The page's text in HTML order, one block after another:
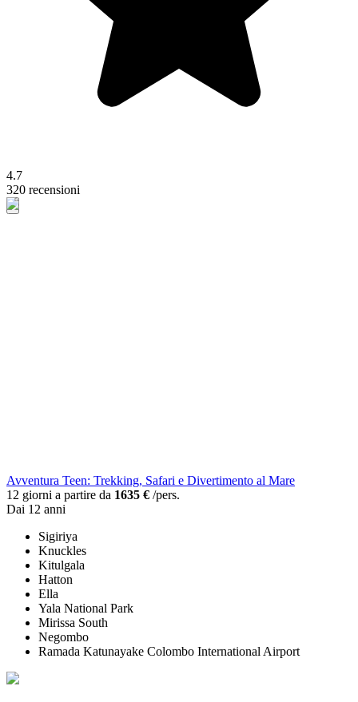
4.7
320 recensioni
Avventura Teen: Trekking, Safari e Divertimento al Mare
12 giorni a partire da 1635 € /pers.
Dai 12 anni
Sigiriya
Knuckles
Kitulgala
Hatton
Ella
Yala National Park
Mirissa South
Negombo
Ramada Katunayake Colombo International Airport